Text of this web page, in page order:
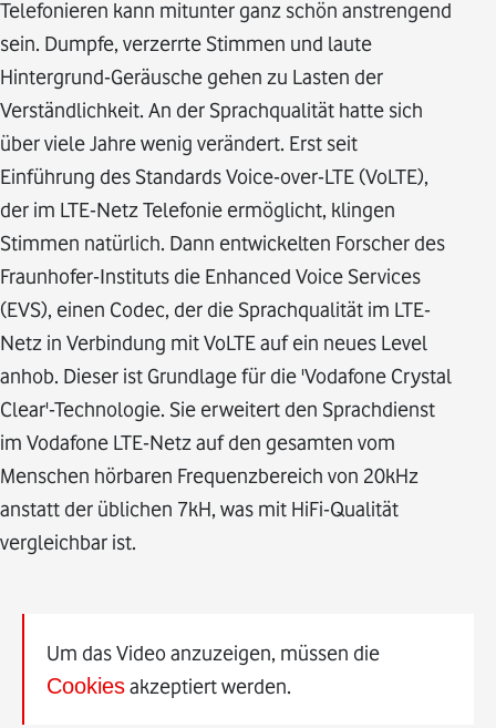
Telefonieren kann mitunter ganz schön anstrengend
sein. Dumpfe, verzerrte Stimmen und laute
Hintergrund-Geräusche gehen zu Lasten der
Verständlichkeit. An der Sprachqualität hatte sich
über viele Jahre wenig verändert. Erst seit
Einführung des Standards Voice-over-LTE (VoLTE),
der im LTE-Netz Telefonie ermöglicht, klingen
Stimmen natürlich. Dann entwickelten Forscher des
Fraunhofer-Instituts die Enhanced Voice Services
(EVS), einen Codec, der die Sprachqualität im LTE-
Netz in Verbindung mit VoLTE auf ein neues Level
anhob. Dieser ist Grundlage für die 'Vodafone Crystal
Clear'-Technologie. Sie erweitert den Sprachdienst
im Vodafone LTE-Netz auf den gesamten vom
Menschen hörbaren Frequenzbereich von 20kHz
anstatt der üblichen 7kH, was mit HiFi-Qualität
vergleichbar ist.
Um das Video anzuzeigen, müssen die
Cookiesakzeptiert werden.